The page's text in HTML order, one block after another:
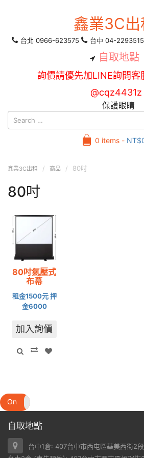
鑫業3C出
台北 0966-623575 台中 04-
自取地點
詢價請優先加LINE詢問客
@cqz4431z
保護眼睛
0 items - NT$
鑫業3C出租 商品 80吋
80吋
80吋氣壓式
布幕
租金1500元 押
金6000
加入詢價
On
自取地點
台中1倉: 407台中市西屯區華美西街2